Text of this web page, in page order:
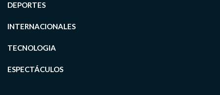
DEPORTES
INTERNACIONALES
TECNOLOGIA
ESPECTÁCULOS